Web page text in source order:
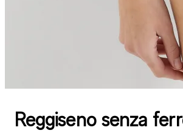
Reggiseno senza